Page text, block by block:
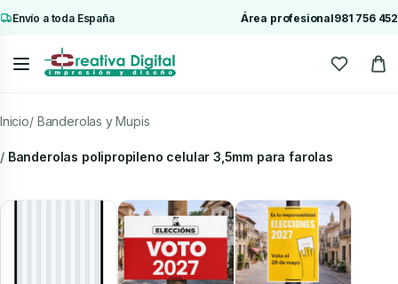
Envío a toda España Área profesional981 756 452
Inicio Banderolas y Mupis
Banderolas polipropileno celular 3,5mm para farolas